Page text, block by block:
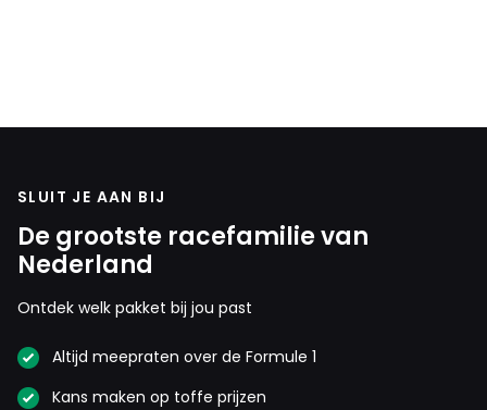
SLUIT JE AAN BIJ
De grootste racefamilie van
Nederland
Ontdek welk pakket bij jou past
Altijd meepraten over de Formule 1
Kans maken op toffe prijzen